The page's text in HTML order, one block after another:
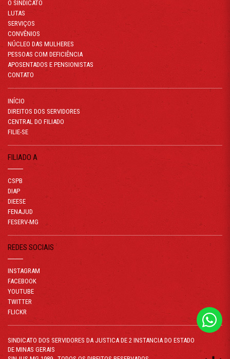
O SINDICATO
LUTAS
SERVIÇOS
CONVÊNIOS
NÚCLEO DAS MULHERES
PESSOAS COM DEFICIÊNCIA
APOSENTADOS E PENSIONISTAS
CONTATO
INÍCIO
DIREITOS DOS SERVIDORES
CENTRAL DO FILIADO
FILIE-SE
FILIADO A
CSPB
DIAP
DIEESE
FENAJUD
FESERV-MG
REDES SOCIAIS
INSTAGRAM
FACEBOOK
YOUTUBE
TWITTER
FLICKR
SINDICATO DOS SERVIDORES DA JUSTICA DE 2 INSTANCIA DO ESTADO
DE MINAS GERAIS